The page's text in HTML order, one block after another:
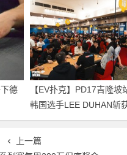
德
【EV扑克】PD17吉隆坡
韩国选手LEE DUHAN斩
幕赛冠军 国人刘文凯获
上一篇